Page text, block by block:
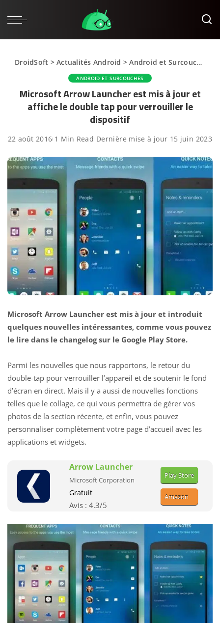
DroidSoft >Actualités Android >Android et Surcouches
ANDROID ET SURCOUCHES
Microsoft Arrow Launcher est mis à jour et
affiche le double tap pour verrouiller le
dispositif
22 août 2016 1 Min Read Dernière mise à jour 15 juin 2023
Microsoft Arrow Launcher est mis à jour et introduit
quelques nouvelles intéressantes, comme vous pouvez
le lire dans le changelog sur le Google Play Store.
Parmi les nouvelles que nous rapportons, le retour du
double-tap pour verrouiller l’appareil et de soutenir le fond
d’écran en direct. Mais il y a aussi de nouvelles fonctions
telles que le collage, ce qui vous permettra de gérer vos
photos de la section récente, et enfin, vous pouvez
personnaliser complètement votre page d’accueil avec les
applications et widgets.
Arrow Launcher
Microsoft Corporation
Gratuit
Avis : 4.3/5
Play Store
Amazon